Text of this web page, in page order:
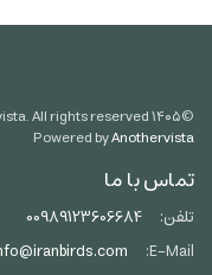
©۱۴۰۵
Powered byAnothervista
تماس با ما
تلفن:
00989123606684
E-Mail: